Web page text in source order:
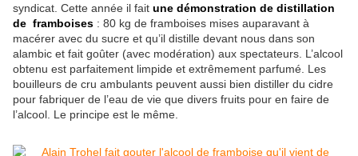
syndicat. Cette année il fait une démonstration de distillation
de framboises : 80 kg de framboises mises auparavant à
macérer avec du sucre et qu’il distille devant nous dans son
alambic et fait goûter (avec modération) aux spectateurs. L’alcool
obtenu est parfaitement limpide et extrêmement parfumé. Les
bouilleurs de cru ambulants peuvent aussi bien distiller du cidre
pour fabriquer de l’eau de vie que divers fruits pour en faire de
l’alcool. Le principe est le même.